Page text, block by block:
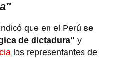
que en el Perú se
de dictadura" y
los representantes de